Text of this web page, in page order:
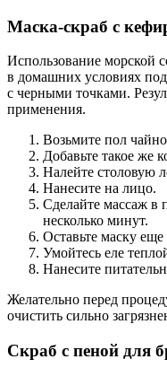
Маска-скраб с
Использование морской
в домашних условиях
с черными точками.
применения.
Возьмите пол
Добавьте такое же
Налейте столовую
Нанесите на лицо.
Сделайте массаж в
несколько минут.
Оставьте маску
Умойтесь еле
Нанесите
Желательно перед
очистить сильно
Скраб с пеной для